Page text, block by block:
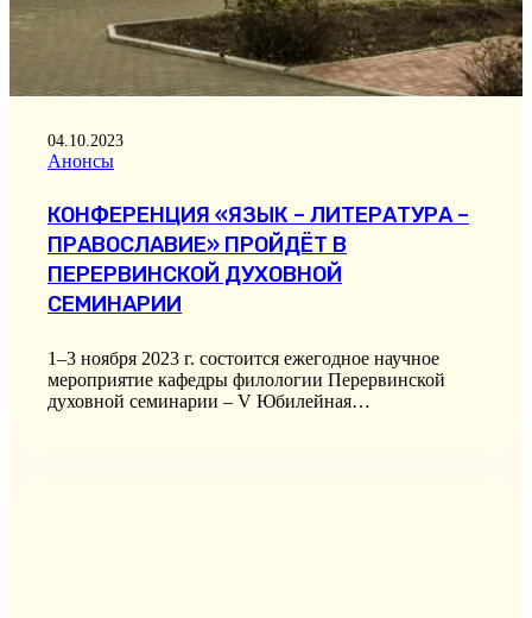
04.10.2023
Анонсы
КОНФЕРЕНЦИЯ «ЯЗЫК – ЛИТЕРАТУРА –
ПРАВОСЛАВИЕ» ПРОЙДЁТ В
ПЕРЕРВИНСКОЙ ДУХОВНОЙ
СЕМИНАРИИ
1–3 ноября 2023 г. состоится ежегодное научное
мероприятие кафедры филологии Перервинской
духовной семинарии – V Юбилейная…